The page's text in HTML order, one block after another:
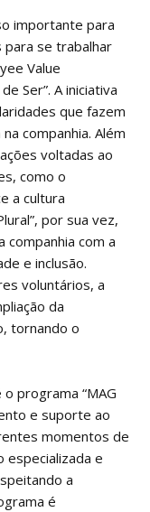
importante para
se trabalhar
Value
Ser”. A iniciativa
que fazem
companhia. Além
voltadas ao
como o
a cultura
por sua vez,
com a
e inclusão.
voluntários, a
da
tornando o
programa “MAG
e suporte ao
momentos de
e
a
é